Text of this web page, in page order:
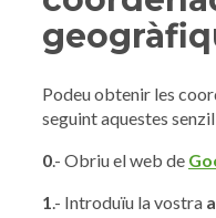
Podeu obtenir les
seguint aquestes
0.- Obriu el web de
1.- Introduïu la vostra